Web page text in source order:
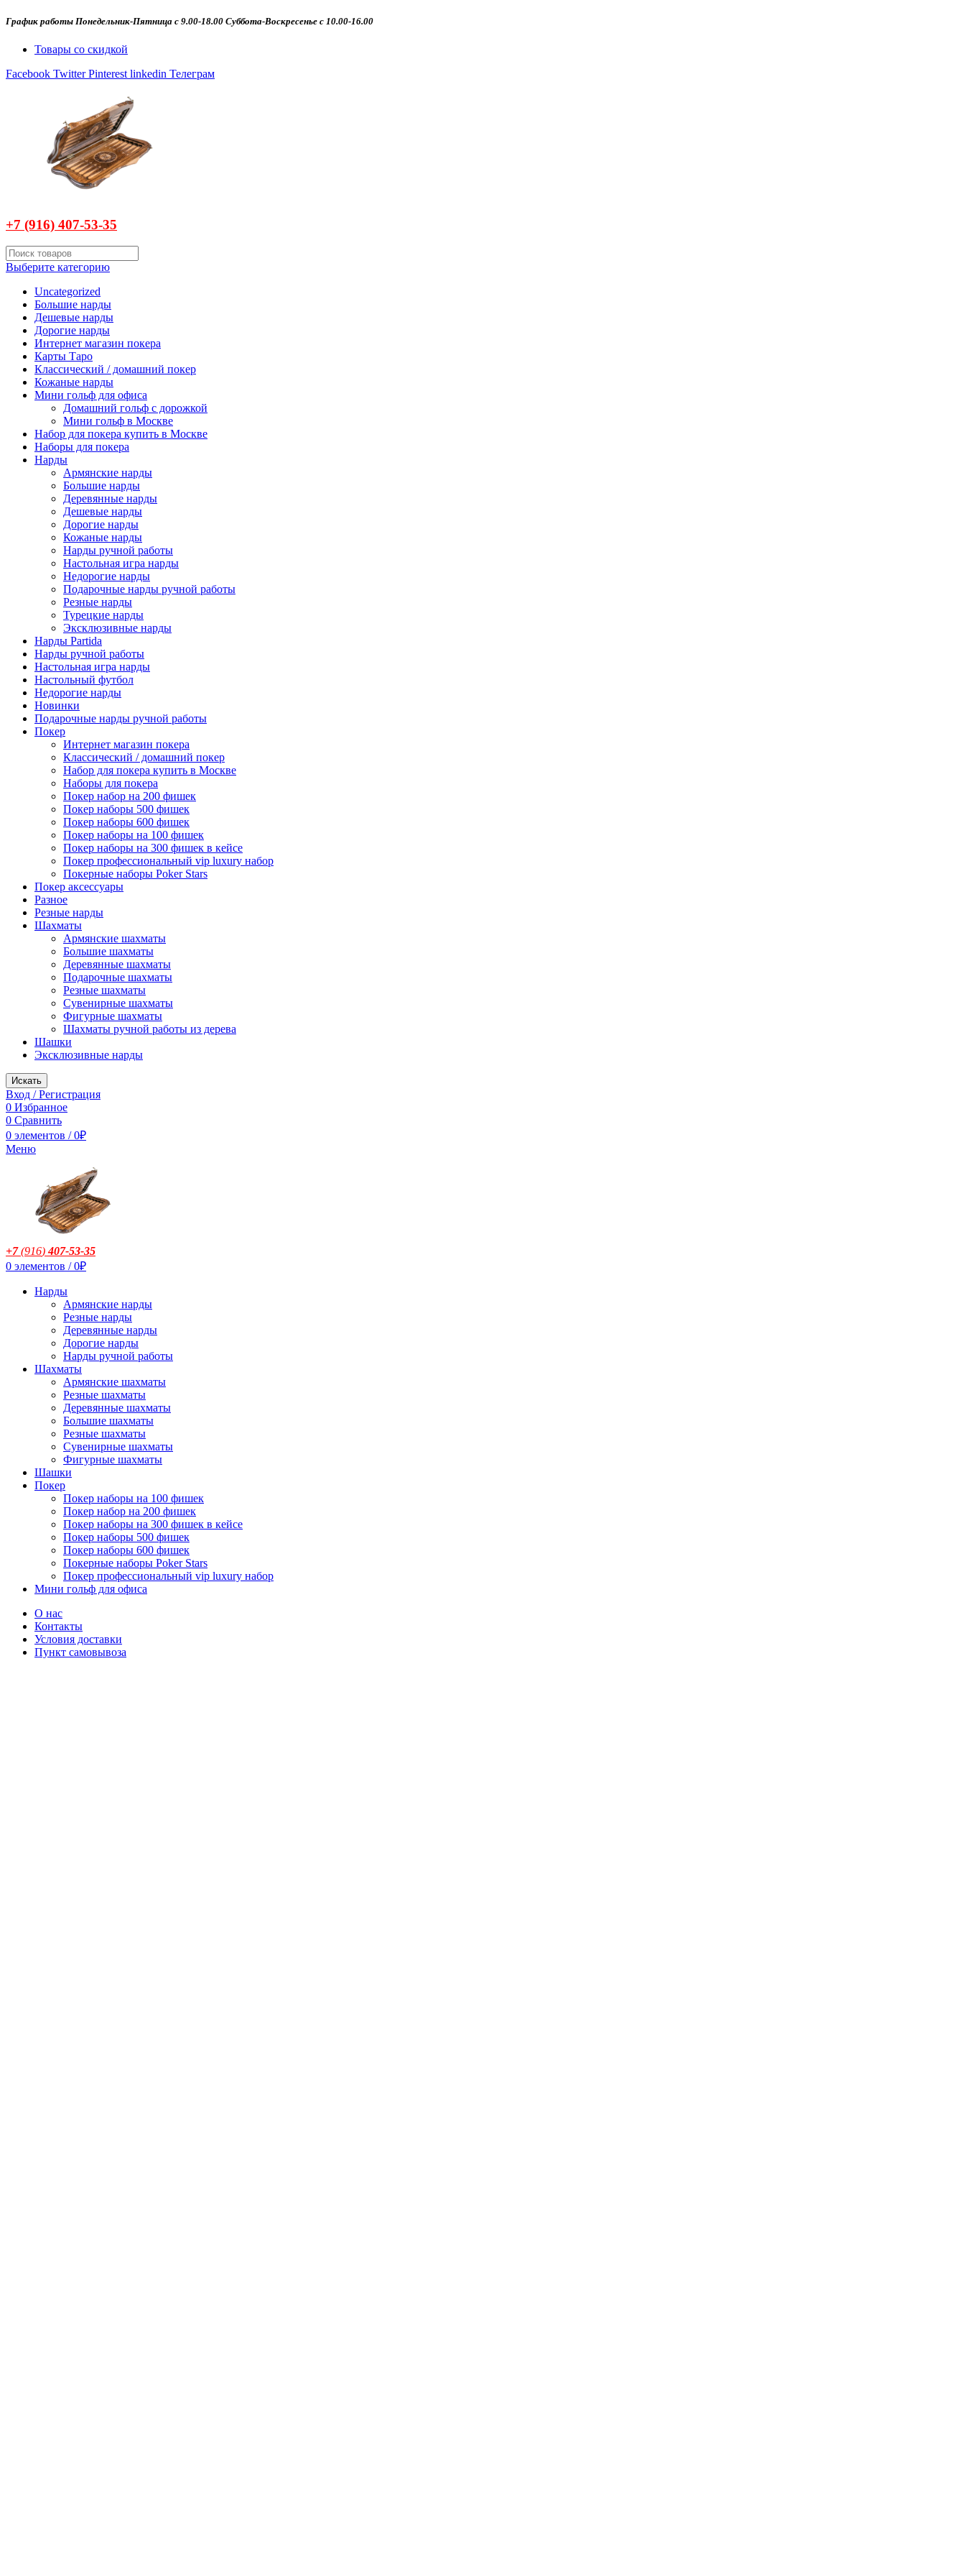
График работы Понедельник-Пятница с 9.00-18.00 Суббота-Воскресенье с 10.00-16.00
Товары со скидкой
Facebook Twitter Pinterest linkedin Телеграм
+7 (916) 407-53-35
Выберите категорию
Uncategorized
Большие нарды
Дешевые нарды
Дорогие нарды
Интернет магазин покера
Карты Таро
Классический / домашний покер
Кожаные нарды
Мини гольф для офиса
Домашний гольф с дорожкой
Мини гольф в Москве
Набор для покера купить в Москве
Наборы для покера
Нарды
Армянские нарды
Большие нарды
Деревянные нарды
Дешевые нарды
Дорогие нарды
Кожаные нарды
Нарды ручной работы
Настольная игра нарды
Недорогие нарды
Подарочные нарды ручной работы
Резные нарды
Турецкие нарды
Эксклюзивные нарды
Нарды Partida
Нарды ручной работы
Настольная игра нарды
Настольный футбол
Недорогие нарды
Новинки
Подарочные нарды ручной работы
Покер
Интернет магазин покера
Классический / домашний покер
Набор для покера купить в Москве
Наборы для покера
Покер набор на 200 фишек
Покер наборы 500 фишек
Покер наборы 600 фишек
Покер наборы на 100 фишек
Покер наборы на 300 фишек в кейсе
Покер профессиональный vip luxury набор
Покерные наборы Poker Stars
Покер аксессуары
Разное
Резные нарды
Шахматы
Армянские шахматы
Большие шахматы
Деревянные шахматы
Подарочные шахматы
Резные шахматы
Сувенирные шахматы
Фигурные шахматы
Шахматы ручной работы из дерева
Шашки
Эксклюзивные нарды
Искать
Вход / Регистрация
0 Избранное
0 Сравнить
0 элементов / 0₽
Меню
+7(916)407-53-35
0 элементов / 0₽
Нарды
Армянские нарды
Резные нарды
Деревянные нарды
Дорогие нарды
Нарды ручной работы
Шахматы
Армянские шахматы
Резные шахматы
Деревянные шахматы
Большие шахматы
Резные шахматы
Сувенирные шахматы
Фигурные шахматы
Шашки
Покер
Покер наборы на 100 фишек
Покер набор на 200 фишек
Покер наборы на 300 фишек в кейсе
Покер наборы 500 фишек
Покер наборы 600 фишек
Покерные наборы Poker Stars
Покер профессиональный vip luxury набор
Мини гольф для офиса
О нас
Контакты
Условия доставки
Пункт самовывоза